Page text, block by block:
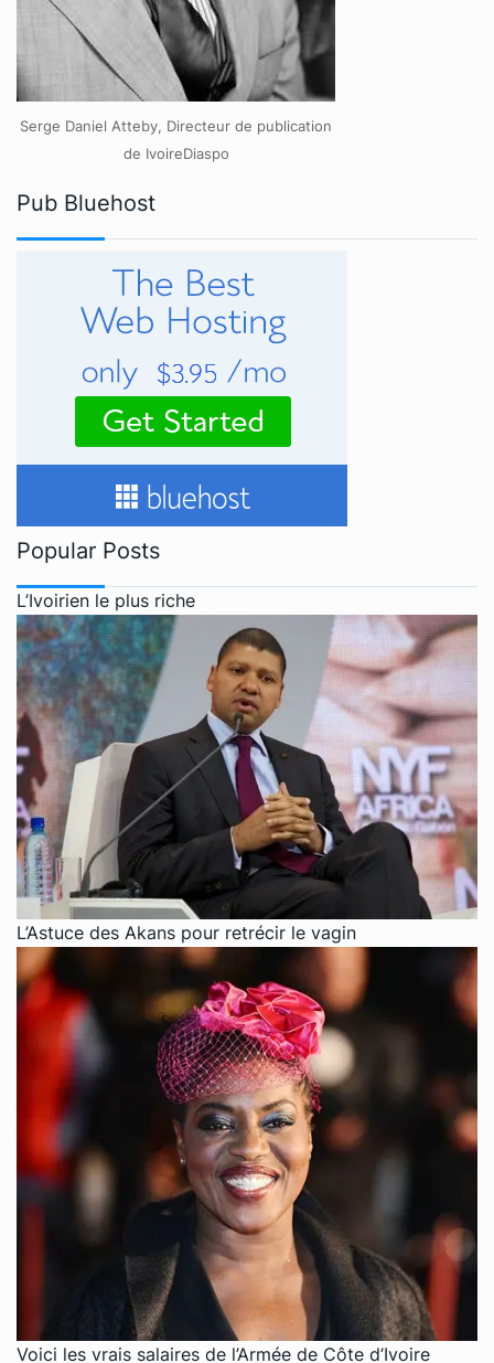
Serge Daniel Atteby, Directeur de publication
de IvoireDiaspo
Pub Bluehost
Popular Posts
L’Ivoirien le plus riche
L’Astuce des Akans pour retrécir le vagin
Voici les vrais salaires de l’Armée de Côte d’Ivoire